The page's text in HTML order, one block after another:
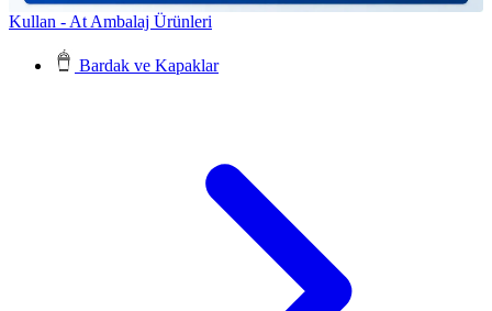
Kullan - At Ambalaj Ürünleri
Bardak ve Kapaklar